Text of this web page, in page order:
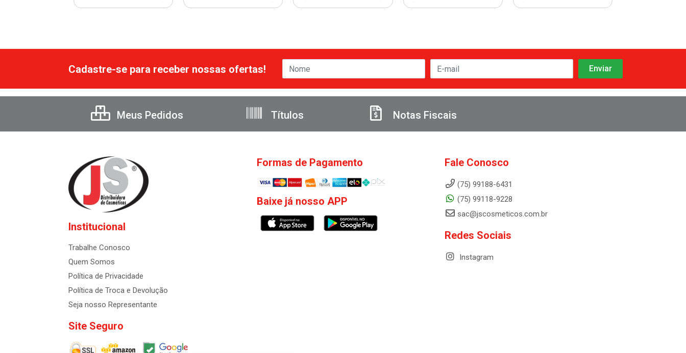
Cadastre-se para receber nossas ofertas!
Meus Pedidos Títulos Notas Fiscais
Institucional
Trabalhe Conosco
Quem Somos
Política de Privacidade
Política de Troca e Devolução
Seja nosso Representante
Site Seguro
Formas de Pagamento
Baixe já nosso APP
Fale Conosco
(75) 99188-6431
(75) 99118-9228
sac@jscosmeticos.com.br
Redes Sociais
Instagram